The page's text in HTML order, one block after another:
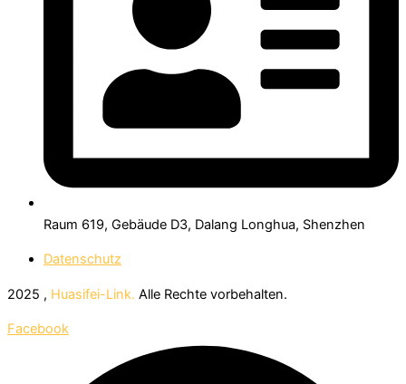
Raum 619, Gebäude D3, Dalang Longhua, Shenzhen
Datenschutz
2025 , Huasifei-Link. Alle Rechte vorbehalten.
Facebook